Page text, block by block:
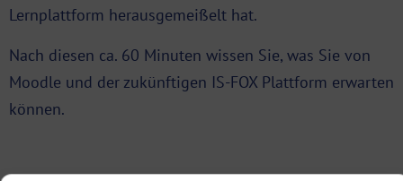
Lernplattform herausgemeißelt hat.
Nach diesen ca. 60 Minuten wissen Sie, was Sie von
Moodle und der zukünftigen IS-FOX Plattform erwarten
können.